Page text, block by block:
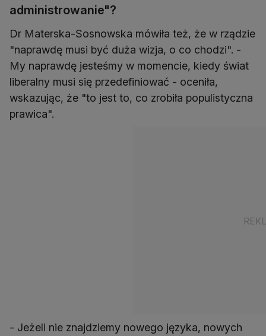
administrowanie"?
Dr Materska-Sosnowska mówiła też, że w rządzie
"naprawdę musi być duża wizja, o co chodzi". -
My naprawdę jesteśmy w momencie, kiedy świat
liberalny musi się przedefiniować - oceniła,
wskazując, że "to jest to, co zrobiła populistyczna
prawica".
- Jeżeli nie znajdziemy nowego języka, nowych